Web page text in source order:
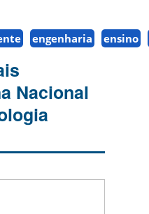
engenharia ensino
Nacional